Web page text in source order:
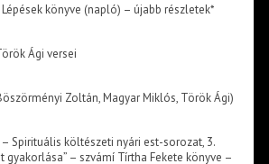
Lépések könyve (napló) – újabb részletek*
Ági versei
Zoltán, Magyar Miklós, Török Ági)
– Spirituális költészeti nyári est-sorozat, 3.
gyakorlása” – szvámí Tírtha Fekete könyve –